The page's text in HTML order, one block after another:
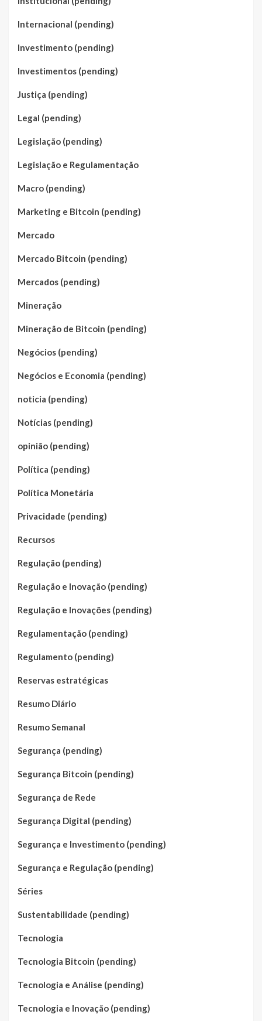
Internacional (pending)
Investimento (pending)
Investimentos (pending)
Justiça (pending)
Legal (pending)
Legislação (pending)
Legislação e Regulamentação
Macro (pending)
Marketing e Bitcoin (pending)
Mercado
Mercado Bitcoin (pending)
Mercados (pending)
Mineração
Mineração de Bitcoin (pending)
Negócios (pending)
Negócios e Economia (pending)
noticia (pending)
Notícias (pending)
opinião (pending)
Política (pending)
Política Monetária
Privacidade (pending)
Recursos
Regulação (pending)
Regulação e Inovação (pending)
Regulação e Inovações (pending)
Regulamentação (pending)
Regulamento (pending)
Reservas estratégicas
Resumo Diário
Resumo Semanal
Segurança (pending)
Segurança Bitcoin (pending)
Segurança de Rede
Segurança Digital (pending)
Segurança e Investimento (pending)
Segurança e Regulação (pending)
Séries
Sustentabilidade (pending)
Tecnologia
Tecnologia Bitcoin (pending)
Tecnologia e Análise (pending)
Tecnologia e Inovação (pending)